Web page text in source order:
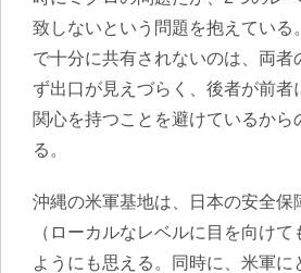
致しないという問題を抱えている
で十分に共有されないのは、両者
ず出口が見えづらく、後者が前者
関心を持つことを避けているから
る。
沖縄の米軍基地は、日本の安全保
（ローカルなレベルに目を向け
ようにも思える。同時に、米軍に